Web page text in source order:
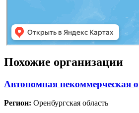
Похожие организации
Автономная некоммерческая
Регион: Оренбургская область